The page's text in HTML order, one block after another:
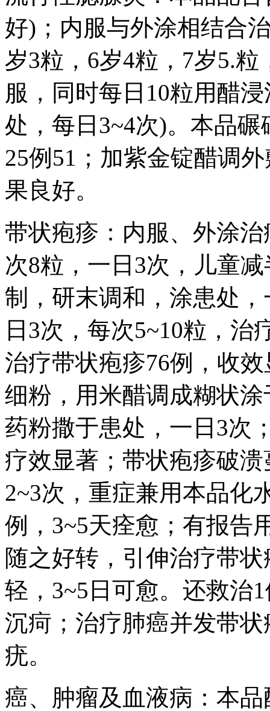
好)；内服与外涂相结合
岁3粒，6岁4粒，7岁5.
服，同时每日10粒用醋
处，每日3~4次)。本品
25例51；加紫金锭醋调
果良好。
带状疱疹：内服、外涂
次8粒，一日3次，儿童
制，研末调和，涂患处
日3次，每次5~10粒，治
治疗带状疱疹76例，收
细粉，用米醋调成糊状
药粉撒于患处，一日3次
疗效显著；带状疱疹破
2~3次，重症兼用本品化
例，3~5天痊愈；有报告
随之好转，引伸治疗带
轻，3~5日可愈。还救治
沉疴；治疗肺癌并发带
疣。
癌、肿瘤及血液病：本